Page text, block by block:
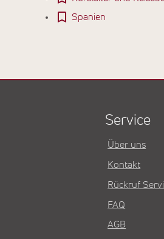
Spanien
Service
Über uns
Kontakt
Rückruf
FAQ
AGB